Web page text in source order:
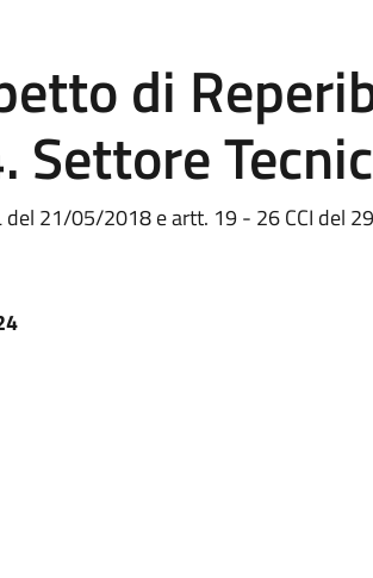
di
Settore
del 21/05/2018 e artt. 19 - 26 CCI del